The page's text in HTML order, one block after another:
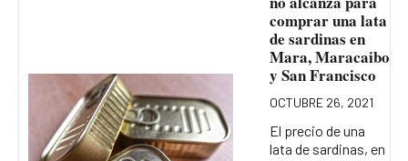
comprar una lata
de sardinas en
Mara, Maracaibo
y San Francisco
OCTUBRE 26, 2021
El precio de una
lata de sardinas, en